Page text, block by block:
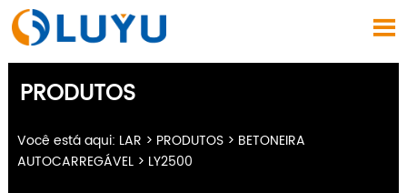

PRODUTOS
Você está aqui: LAR > PRODUTOS> BETONEIRA
AUTOCARREGÁVEL> LY2500